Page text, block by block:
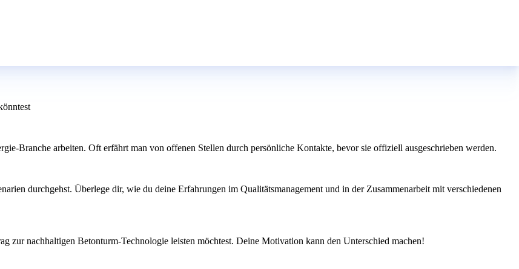
Branche arbeiten. Oft erfährt man von offenen Stellen durch persönliche Kontakte, bevor sie offiziell ausgeschrieben werden.
durchgehst. Überlege dir, wie du deine Erfahrungen im Qualitätsmanagement und in der Zusammenarbeit mit verschiedenen
zur nachhaltigen Betonturm-Technologie leisten möchtest. Deine Motivation kann den Unterschied machen!